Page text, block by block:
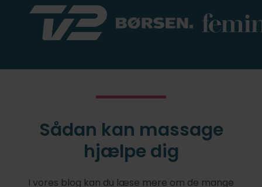
Sådan kan massage
hjælpe dig
I vores blog kan du læse mere om de mange